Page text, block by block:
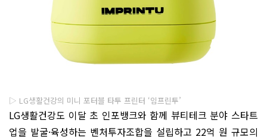
▷ LG생활건강의 미니 포터블 타투 프린터 ‘임프린투’
LG생활건강도 이달 초 인포뱅크와 함께 뷰티테크 분야 스타트
업을 발굴·육성하는 벤처투자조합을 설립하고 22억 원 규모의